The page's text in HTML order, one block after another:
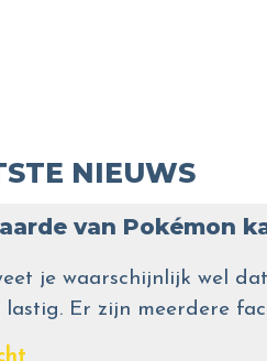
NIEUWS
van Pokémon
je waarschijnlijk wel
lastig. Er zijn meerdere